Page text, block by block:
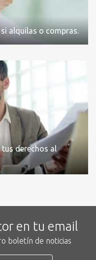
alquilas o compras.
derechos al
en tu email
boletín de noticias